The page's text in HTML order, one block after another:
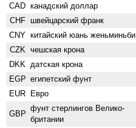
CAD канадский доллар
CHF швейцарский франк
CNY китайский юань женьминьби
CZK чешская крона
DKK датская крона
EGP египетский фунт
EUR Евро
GBP
фунт стерлингов Велико­
британии